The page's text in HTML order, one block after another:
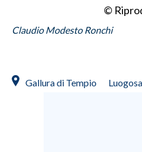
©
Claudio Modesto Ronchi
Gallura di Tempio